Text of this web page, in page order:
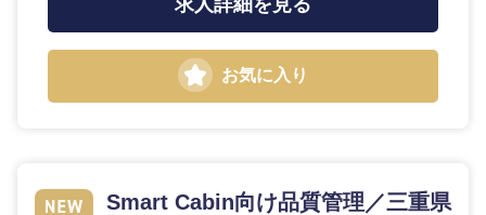
求人詳細を見る
お気に入り
Smart Cabin向け品質管理／三重県